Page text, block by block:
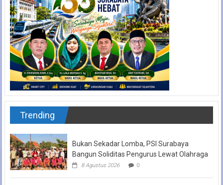
Trending
Bukan Sekadar Lomba, PSI Surabaya
Bangun Soliditas Pengurus Lewat Olahraga
8 Agustus 2026 0